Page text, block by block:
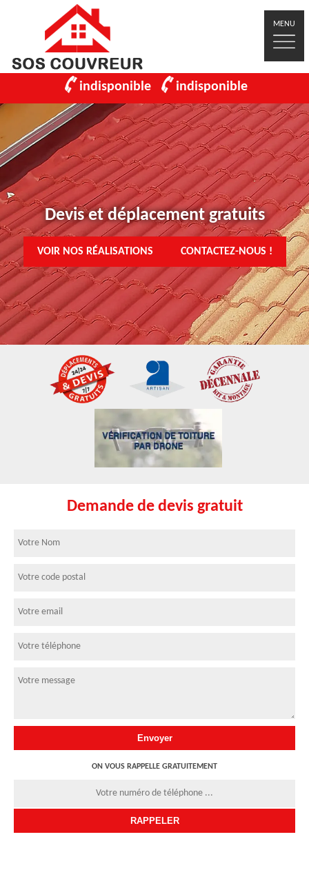
MENU
indisponible indisponible
Devis et déplacement gratuits
VOIR NOS RÉALISATIONS CONTACTEZ-NOUS !
Demande de devis gratuit
ON VOUS RAPPELLE GRATUITEMENT